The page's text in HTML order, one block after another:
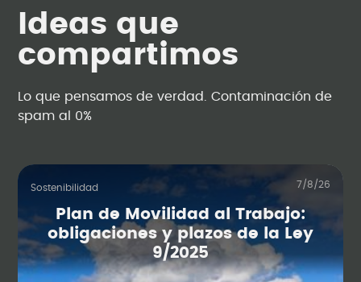
Ideas que
compartimos
Lo que pensamos de verdad. Contaminación de
spam al 0%
Sostenibilidad 7/8/26
Plan de Movilidad al Trabajo:
obligaciones y plazos de la Ley
9/2025